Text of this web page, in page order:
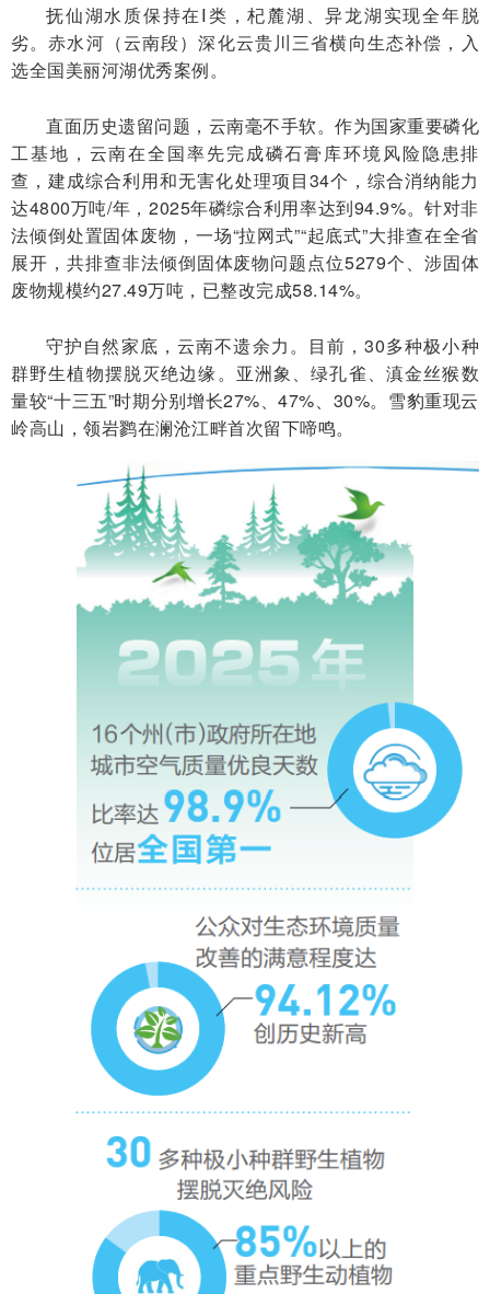
抚仙湖水质保持在Ⅰ类，杞麓湖、异龙湖实现全年脱
劣。赤水河（云南段）深化云贵川三省横向生态补偿，入
选全国美丽河湖优秀案例。
直面历史遗留问题，云南毫不手软。作为国家重要磷化
工基地，云南在全国率先完成磷石膏库环境风险隐患排
查，建成综合利用和无害化处理项目34个，综合消纳能力
达4800万吨/年，2025年磷综合利用率达到94.9%。针对非
法倾倒处置固体废物，一场“拉网式”“起底式”大排查在全省
展开，共排查非法倾倒固体废物问题点位5279个、涉固体
废物规模约27.49万吨，已整改完成58.14%。
守护自然家底，云南不遗余力。目前，30多种极小种
群野生植物摆脱灭绝边缘。亚洲象、绿孔雀、滇金丝猴数
量较“十三五”时期分别增长27%、47%、30%。雪豹重现云
岭高山，领岩鹨在澜沧江畔首次留下啼鸣。